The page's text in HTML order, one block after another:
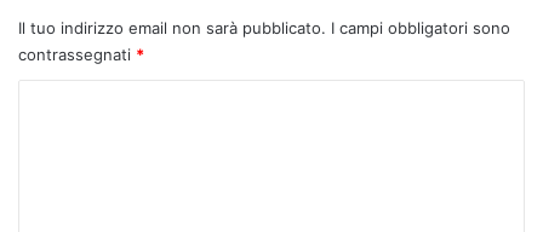
Il tuo indirizzo email non sarà pubblicato. I campi obbligatori sono
contrassegnati *